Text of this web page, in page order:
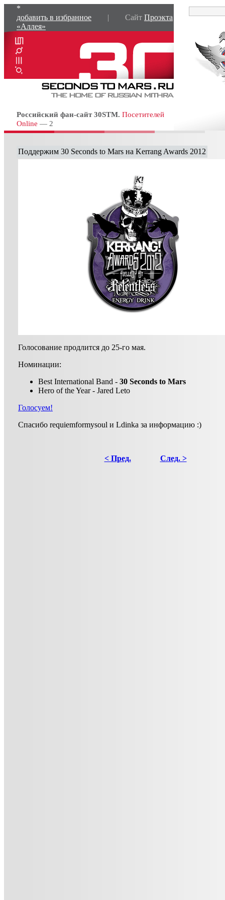
*
добавить в избранное
| Сайт Проэкта
«Аллея»
Российский фан-сайт 30STM. Посетителей
Online — 2
Поддержим 30 Seconds to Mars на Kerrang Awards 2012
Голосование продлится до 25-го мая.
Номинации:
Best International Band - 30 Seconds to Mars
Hero of the Year - Jared Leto
Голосуем!
Спасибо requiemformysoul и Ldinka за информацию :)
< Пред. След. >